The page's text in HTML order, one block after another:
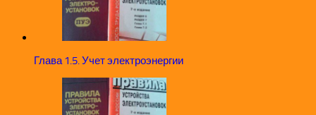
Глава 1.5. Учет электроэнергии